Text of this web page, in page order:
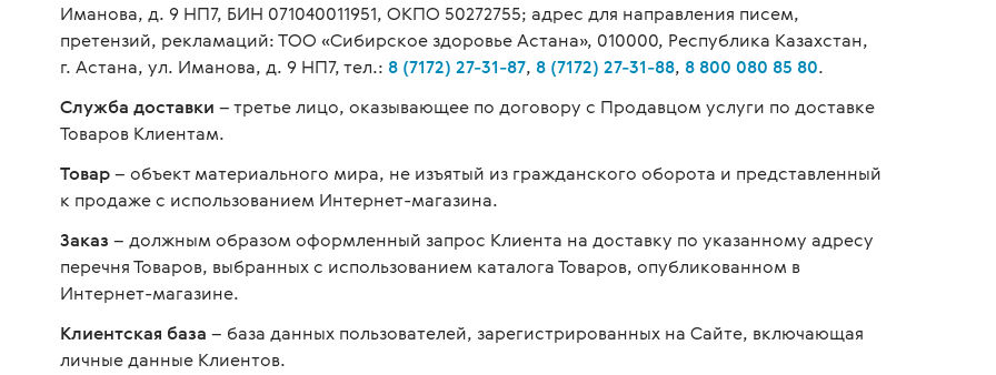
Иманова, д. 9 НП7, БИН 071040011951, ОКПО 50272755; адрес для направления писем,
претензий, рекламаций: ТОО «Сибирское здоровье Астана», 010000, Республика Казахстан,
г. Астана, ул. Иманова, д. 9 НП7, тел.: 8 (7172) 27-31-87, 8 (7172) 27-31-88, 8 800 080 85 80.
Служба доставки – третье лицо, оказывающее по договору с Продавцом услуги по доставке
Товаров Клиентам.
Товар– объект материального мира, не изъятый из гражданского оборота и представленный
к продаже с использованием Интернет-магазина.
Заказ – должным образом оформленный запрос Клиента на доставку по указанному адресу
перечня Товаров, выбранных с использованием каталога Товаров, опубликованном в
Интернет-магазине.
Клиентская база – база данных пользователей, зарегистрированных на Сайте, включающая
личные данные Клиентов.